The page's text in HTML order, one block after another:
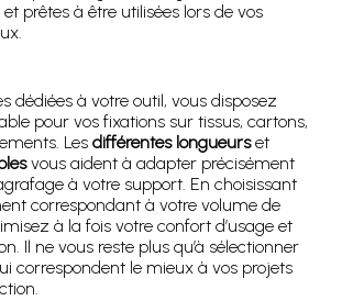
prêtes à être utilisées lors de vos
dédiées à votre outil, vous disposez
pour vos fixations sur tissus, cartons,
Les différentes longueurset
vous aident à adapter précisément
à votre support. En choisissant
correspondant à votre volume de
à la fois votre confort d’usage et
Il ne vous reste plus qu’à sélectionner
correspondent le mieux à vos projets